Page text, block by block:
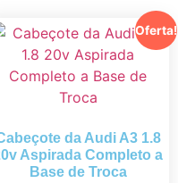
Oferta!
da Audi A3 1.8
Aspirada Completo a
Base de Troca